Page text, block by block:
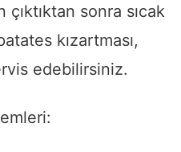
çıktıktan sonra sıcak
kızartması,
edebilirsiniz.